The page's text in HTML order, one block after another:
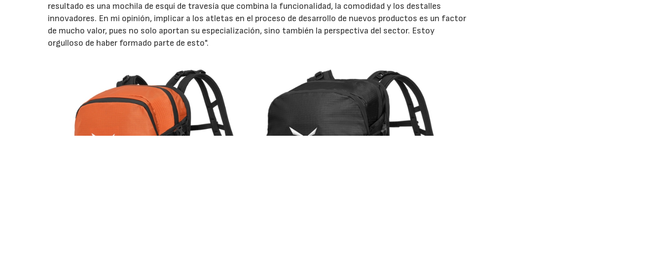
resultado es una mochila de esquí de travesía que combina la funcionalidad, la comodidad y los destalles
innovadores. En mi opinión, implicar a los atletas en el proceso de desarrollo de nuevos productos es un factor
de mucho valor, pues no solo aportan su especialización, sino también la perspectiva del sector. Estoy
orgulloso de haber formado parte de esto".